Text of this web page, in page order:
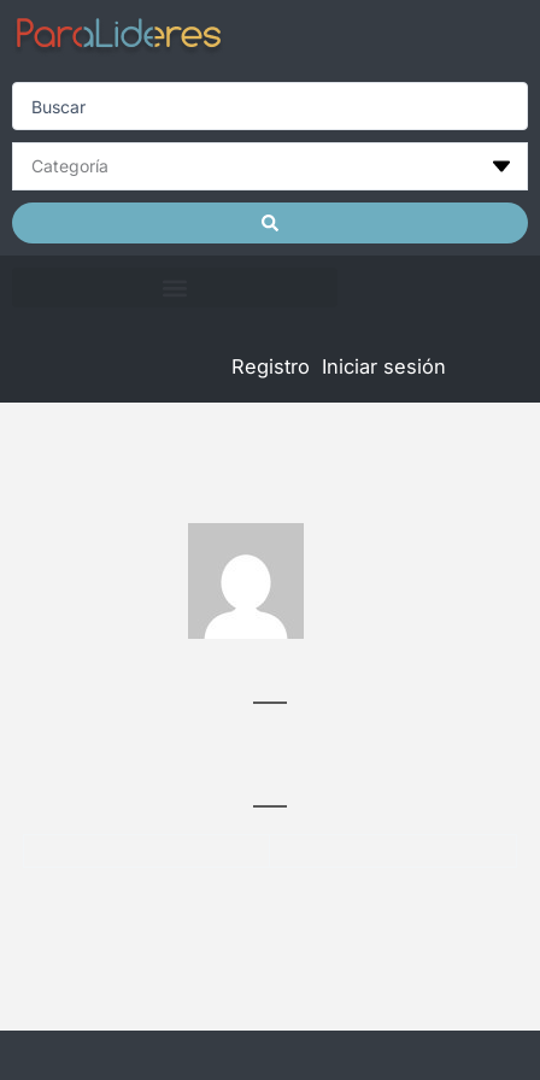
Skip
content
Search
Registro Iniciar sesión